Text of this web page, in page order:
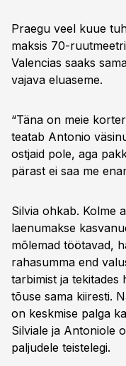
Praegu veel kuue
maksis 70-
Valencias saaks
vajava eluaseme.
“Täna on meie
teatab Antonio
ostjaid pole, aga
pärast ei saa me
Silvia ohkab. Kolme
laenumakse
mõlemad töötavad,
rahasumma end
tarbimist ja tekitades
tõuse sama kiiresti.
on keskmise palga
Silviale ja Antoniole
paljudele teistelegi.